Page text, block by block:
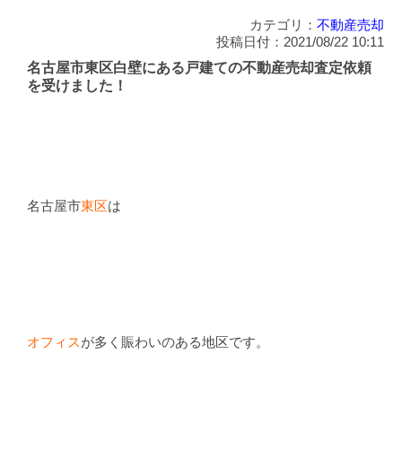
カテゴリ： 不動産売却
投稿日付：2021/08/22 10:11
名古屋市東区白壁にある戸建ての不動産売却査定依頼
を受けました！
名古屋市東区は
オフィスが多く賑わいのある地区です。